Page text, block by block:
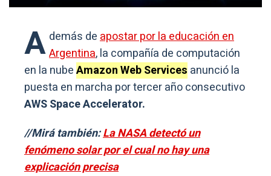
A demás deapostar por la educación en
Argentina, la compañía de computación
en la nubeAmazon Web Services anunció la
puesta en marcha por tercer año consecutivo
AWS Space Accelerator.
//Mirá también:La NASA detectó un
fenómeno solar por el cual no hay una
explicación precisa